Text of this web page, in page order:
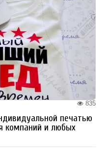
835
печатью
компаний и любых